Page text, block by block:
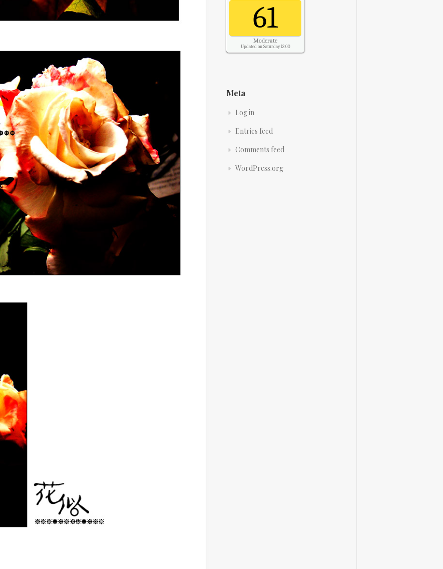
61
Moderate
Updated on Saturday 13:00
Meta
Log in
Entries feed
Comments feed
WordPress.org